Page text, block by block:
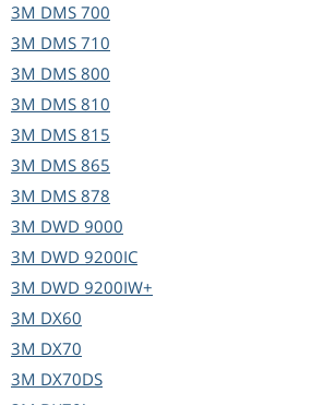
3M DMS 700
3M DMS 710
3M DMS 800
3M DMS 810
3M DMS 815
3M DMS 865
3M DMS 878
3M DWD 9000
3M DWD 9200IC
3M DWD 9200IW+
3M DX60
3M DX70
3M DX70DS